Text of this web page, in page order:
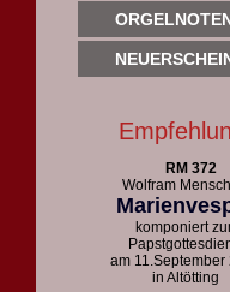
RM 372
Wolfram
komponiert
am 11.September
in Altötting